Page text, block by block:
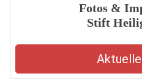
Fotos &
Stift